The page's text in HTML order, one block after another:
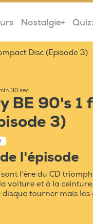
Nostalgie+
Disc (Episode 3)
30 sec
BE 90's 1
3)
l'épisode
l'ère du CD
voiture et à la
tourner mais les